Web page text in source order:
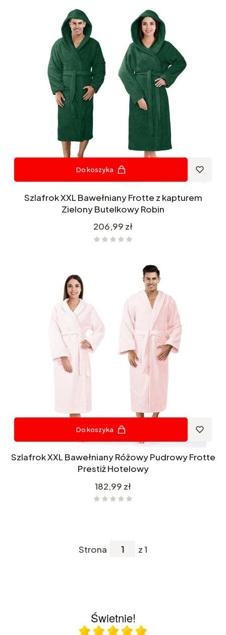
Do koszyka
Szlafrok XXL Bawełniany Frotte z kapturem
Zielony Butelkowy Robin
Cena
206,99 zł
Do koszyka
Szlafrok XXL Bawełniany Różowy Pudrowy Frotte
Prestiż Hotelowy
Cena
182,99 zł
Strona z 1
Świetnie!
Ocena średnia 5 na 5